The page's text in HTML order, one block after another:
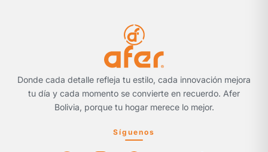
Donde cada detalle refleja tu estilo, cada innovación mejora
tu día y cada momento se convierte en recuerdo. Afer
Bolivia, porque tu hogar merece lo mejor.
Síguenos